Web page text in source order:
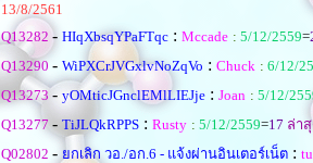
13/8/2561
Q13282 - HIqXbsqYPaFTqc : Mccade : 5/12/2559=
Q13290 - WiPXCrJVGxlvNoZqVo : Chuck : 6/12/
Q13273 - yOMticJGnclEMlLIEJje : Joan : 5/12/
Q13277 - TiJLQkRPPS : Rusty : 5/12/2559=17 ล่า
Q02802 - ยกเลิก วอ./อก.6 - แจ้งผ่านอินเตอร์เน็ต :